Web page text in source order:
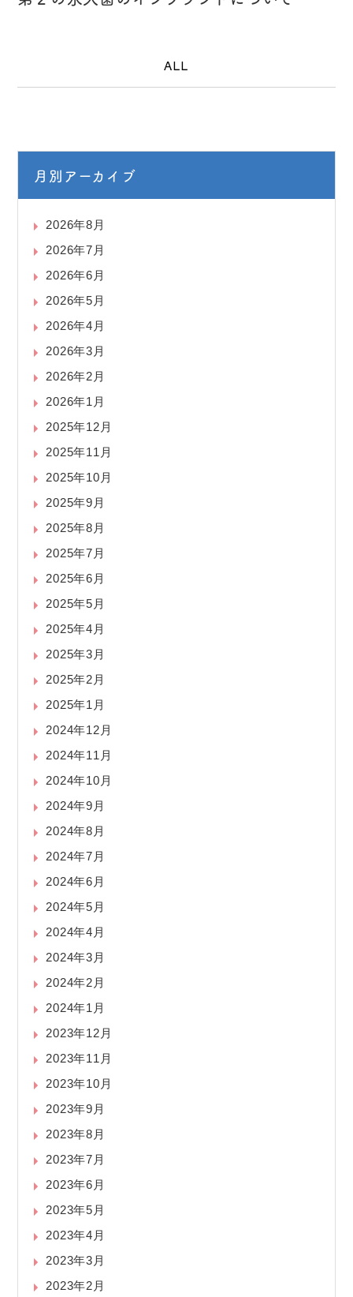
ALL
月別アーカイブ
2026年8月
2026年7月
2026年6月
2026年5月
2026年4月
2026年3月
2026年2月
2026年1月
2025年12月
2025年11月
2025年10月
2025年9月
2025年8月
2025年7月
2025年6月
2025年5月
2025年4月
2025年3月
2025年2月
2025年1月
2024年12月
2024年11月
2024年10月
2024年9月
2024年8月
2024年7月
2024年6月
2024年5月
2024年4月
2024年3月
2024年2月
2024年1月
2023年12月
2023年11月
2023年10月
2023年9月
2023年8月
2023年7月
2023年6月
2023年5月
2023年4月
2023年3月
2023年2月